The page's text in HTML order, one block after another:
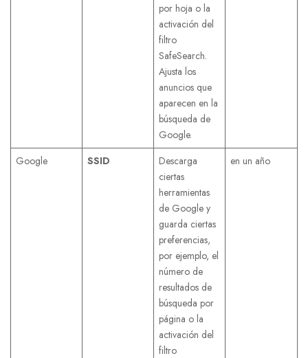
por hoja o la
activación del
filtro
SafeSearch.
Ajusta los
anuncios que
aparecen en la
búsqueda de
Google.
Google SSID
Descarga
ciertas
herramientas
de Google y
guarda ciertas
preferencias,
por ejemplo, el
número de
resultados de
búsqueda por
página o la
activación del
filtro
en un año